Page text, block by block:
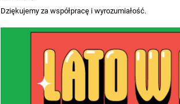
Dziękujemy za współpracę i wyrozumiałość.